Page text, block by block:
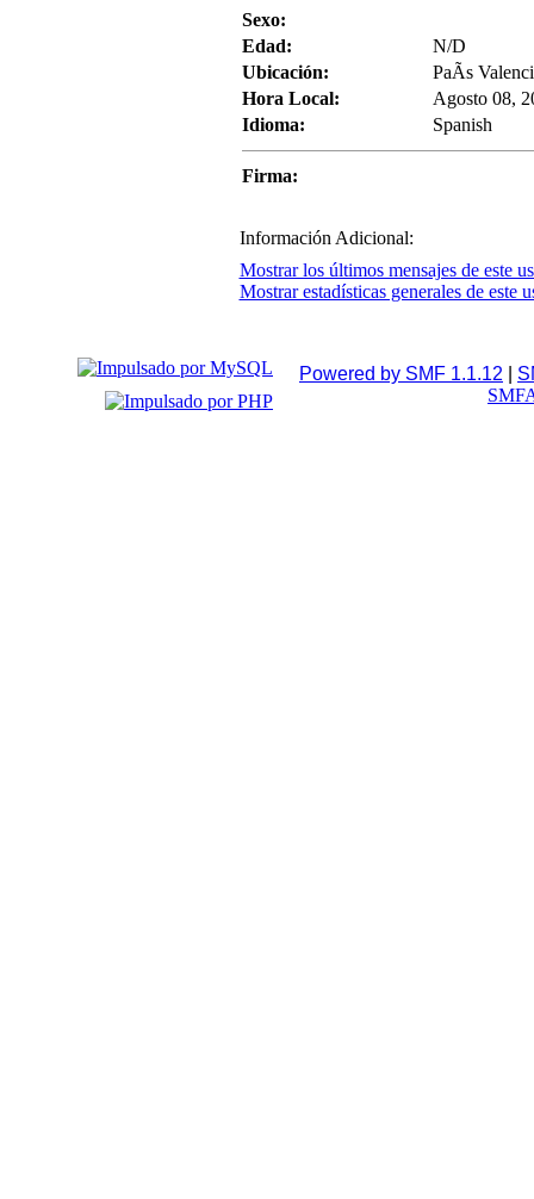
Sexo:
Edad:
N/D
Ubicación:
PaÃ­s
Hora Local:
Agosto 08,
Idioma:
Spanish
Firma:
Información Adicional:
Mostrar los últimos mensajes de este
Mostrar estadísticas generales de este
Powered by SMF 1.1.12